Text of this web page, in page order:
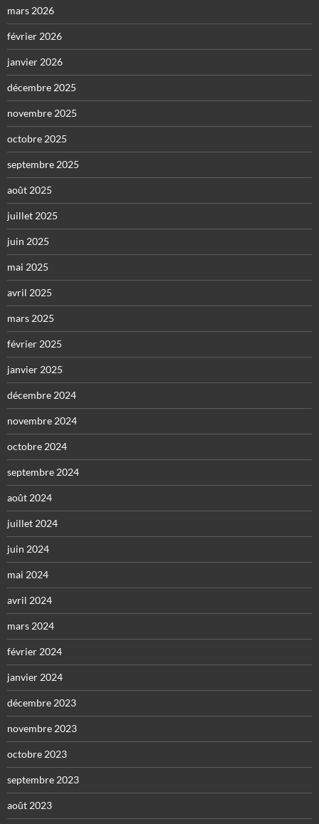
mars 2026
février 2026
janvier 2026
décembre 2025
novembre 2025
octobre 2025
septembre 2025
août 2025
juillet 2025
juin 2025
mai 2025
avril 2025
mars 2025
février 2025
janvier 2025
décembre 2024
novembre 2024
octobre 2024
septembre 2024
août 2024
juillet 2024
juin 2024
mai 2024
avril 2024
mars 2024
février 2024
janvier 2024
décembre 2023
novembre 2023
octobre 2023
septembre 2023
août 2023